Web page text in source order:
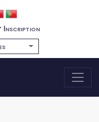
Inscription